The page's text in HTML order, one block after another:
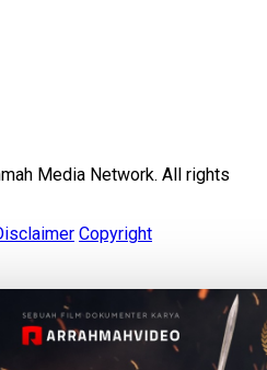
Media Network. All rights
Copyright